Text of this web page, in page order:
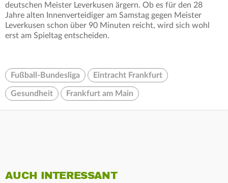
deutschen Meister Leverkusen ärgern. Ob es für den 28
Jahre alten Innenverteidiger am Samstag gegen Meister
Leverkusen schon über 90 Minuten reicht, wird sich wohl
erst am Spieltag entscheiden.
Fußball-Bundesliga Eintracht Frankfurt
Gesundheit Frankfurt am Main
AUCH INTERESSANT